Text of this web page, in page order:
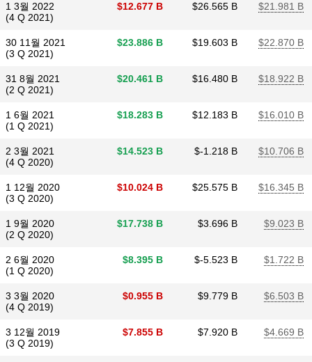
1 3월 2022
(4 Q 2021)
$​12.677 B $​26.565 B $​21.981 B
30 11월 2021
(3 Q 2021)
$​23.886 B $​19.603 B $​22.870 B
31 8월 2021
(2 Q 2021)
$​20.461 B $​16.480 B $​18.922 B
1 6월 2021
(1 Q 2021)
$​18.283 B $​12.183 B $​16.010 B
2 3월 2021
(4 Q 2020)
$​14.523 B $​-1.218 B $​10.706 B
1 12월 2020
(3 Q 2020)
$​10.024 B $​25.575 B $​16.345 B
1 9월 2020
(2 Q 2020)
$​17.738 B $​3.696 B $​9.023 B
2 6월 2020
(1 Q 2020)
$​8.395 B $​-5.523 B $​1.722 B
3 3월 2020
(4 Q 2019)
$​0.955 B $​9.779 B $​6.503 B
3 12월 2019
(3 Q 2019)
$​7.855 B $​7.920 B $​4.669 B